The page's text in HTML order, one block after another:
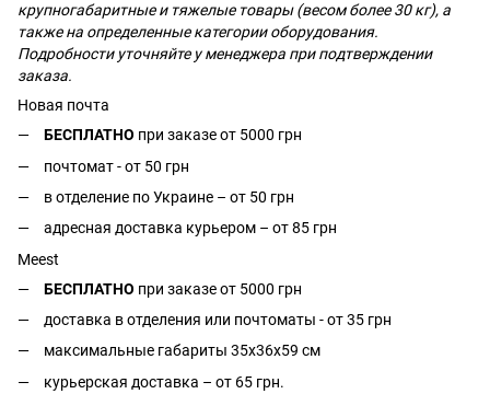
крупногабаритные и тяжелые товары (весом более 30 кг), а
также на определенные категории оборудования.
Подробности уточняйте у менеджера при подтверждении
заказа.
Новая почта
БЕСПЛАТНО при заказе от 5000 грн
почтомат - от 50 грн
в отделение по Украине – от 50 грн
адресная доставка курьером – от 85 грн
Meest
БЕСПЛАТНО при заказе от 5000 грн
доставка в отделения или почтоматы - от 35 грн
максимальные габариты 35x36x59 см
курьерская доставка – от 65 грн.